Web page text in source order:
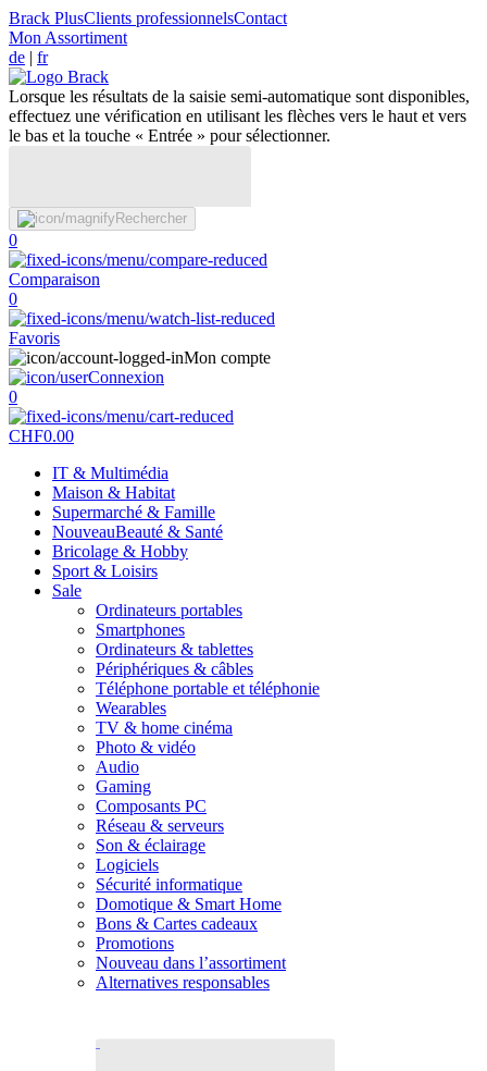
Brack PlusClients professionnelsContact
Mon Assortiment
de | fr
Lorsque les résultats de la saisie semi-automatique sont disponibles,
effectuez une vérification en utilisant les flèches vers le haut et vers
le bas et la touche « Entrée » pour sélectionner.
Rechercher
0
Comparaison
0
Favoris
Mon compte
Connexion
0
CHF0.00
IT & Multimédia
Maison & Habitat
Supermarché & Famille
NouveauBeauté & Santé
Bricolage & Hobby
Sport & Loisirs
Sale
Ordinateurs portables
Smartphones
Ordinateurs & tablettes
Périphériques & câbles
Téléphone portable et téléphonie
Wearables
TV & home cinéma
Photo & vidéo
Audio
Gaming
Composants PC
Réseau & serveurs
Son & éclairage
Logiciels
Sécurité informatique
Domotique & Smart Home
Bons & Cartes cadeaux
Promotions
Nouveau dans l’assortiment
Alternatives responsables